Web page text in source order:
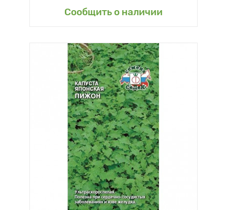
Сообщить о наличии